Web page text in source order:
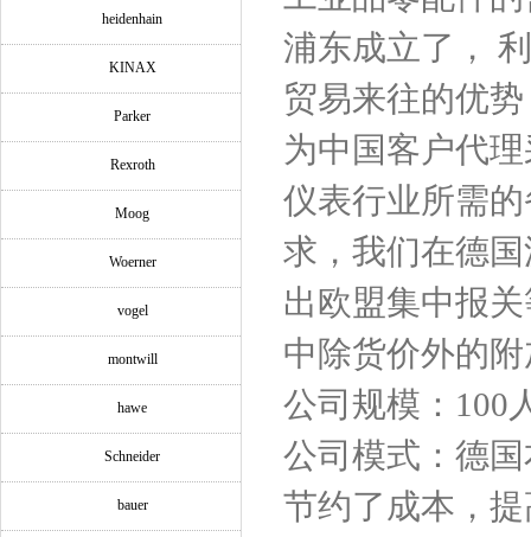
heidenhain
KINAX
Parker
Rexroth
Moog
Woerner
vogel
montwill
hawe
Schneider
bauer
浦东成立了，
贸易来往的优
为中国客户代
仪表行业所需
求，我们在德
出欧盟集中报
中除货价外的
公司规模：100
公司模式：德
节约了成本，